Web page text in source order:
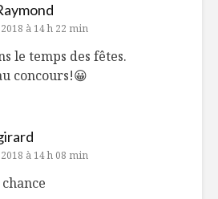
à 14 h 22 min
le temps des fêtes.
concours!😀
à 14 h 08 min